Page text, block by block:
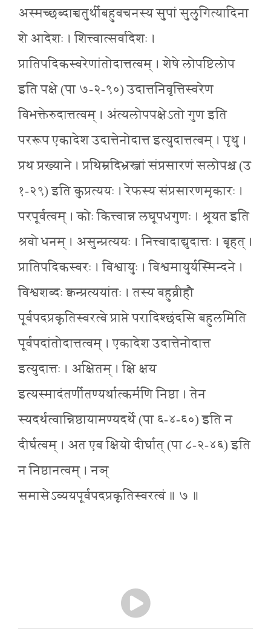
अस्मच्छब्दाच्चतुर्थीबहुवचनस्य सुपां सुलुगित्यादिना
शे आदेशः । शित्त्वात्सर्वादेशः ।
प्रातिपदिकस्वरेणांतोदात्तत्वम् । शेषे लोपष्टिलोप
इति पक्षे (पा ७-२-९०) उदात्तनिवृत्तिस्वरेण
विभक्तेरुदात्तत्वम् । अंत्यलोपपक्षेऽतो गुण इति
पररूप एकादेश उदात्तेनोदात्त इत्युदात्तत्वम् । पृथु ।
प्रथ प्रख्याने । प्रथिम्रदिभ्रस्जां संप्रसारणं सलोपश्च (उ
१-२९) इति कुप्रत्ययः । रेफस्य संप्रसारणमृकारः ।
परपूर्वत्वम् । कोः कित्त्वान्न लघूपधगुणः । श्रूयत इति
श्रवो धनम् । असुन्प्रत्ययः । नित्त्वादाद्युदात्तः । बृहत् ।
प्रातिपदिकस्वरः । विश्वायुः । विश्वमायुर्यस्मिन्दने ।
विश्वशब्दः क्वन्प्रत्ययांतः । तस्य बहुव्रीहौ
पूर्वपदप्रकृतिस्वरत्वे प्राप्ते परादिश्छंदसि बहुलमिति
पूर्वपदांतोदात्तत्वम् । एकादेश उदात्तेनोदात्त
इत्युदात्तः । अक्षितम् । क्षि क्षय
इत्यस्मादंतर्णीतण्यर्थात्कर्मणि निष्ठा । तेन
स्यदर्थत्वान्निष्ठायामण्यदर्थे (पा ६-४-६०) इति न
दीर्घत्वम् । अत एव क्षियो दीर्घात् (पा ८-२-४६) इति
न निष्ठानत्वम् । नञ्
समासेऽव्ययपूर्वपदप्रकृतिस्वरत्वं ॥ ७ ॥